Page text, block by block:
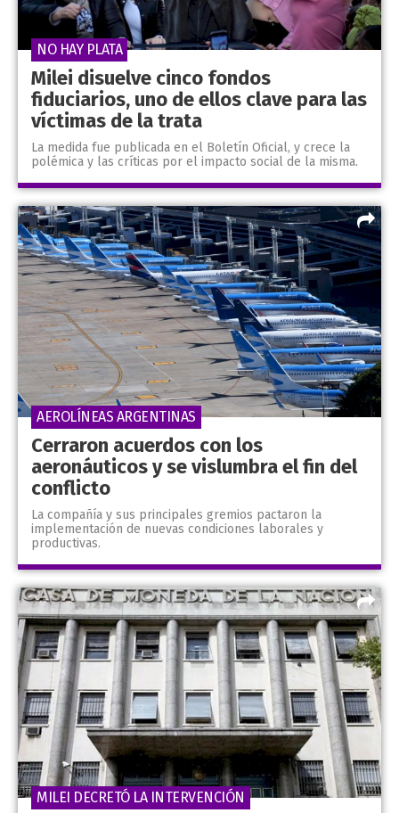
Milei disuelve cinco fondos
fiduciarios, uno de ellos clave para las
víctimas de la trata
La medida fue publicada en el Boletín Oficial, y crece la
polémica y las críticas por el impacto social de la misma.
NO HAY PLATA
Cerraron acuerdos con los
aeronáuticos y se vislumbra el fin del
conflicto
La compañía y sus principales gremios pactaron la
implementación de nuevas condiciones laborales y
productivas.
AEROLÍNEAS ARGENTINAS
MILEI DECRETÓ LA INTERVENCIÓN